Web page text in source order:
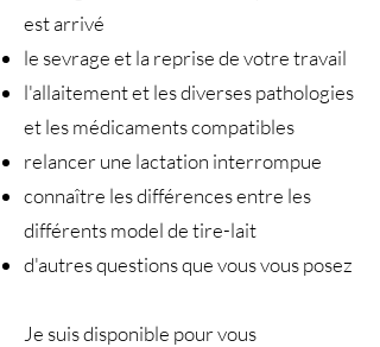
est arrivé
le sevrage et la reprise de votre travail
l'allaitement et les diverses pathologies
et les médicaments compatibles
relancer une lactation interrompue
connaître les différences entre les
différents model de tire-lait
d'autres questions que vous vous posez
Je suis disponible pour vous